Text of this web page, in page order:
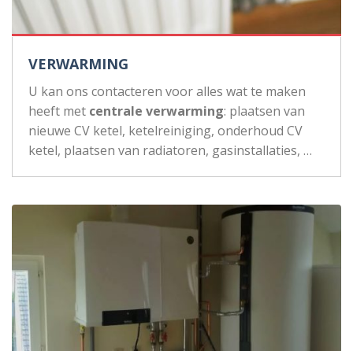
VERWARMING
U kan ons contacteren voor alles wat te maken
heeft met centrale verwarming: plaatsen van
nieuwe CV ketel, ketelreiniging, onderhoud CV
ketel, plaatsen van radiatoren, gasinstallaties, …